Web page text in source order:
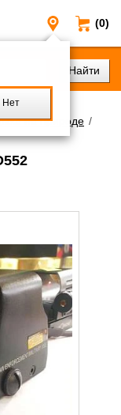
(0)
Москва
Нет
на природе /